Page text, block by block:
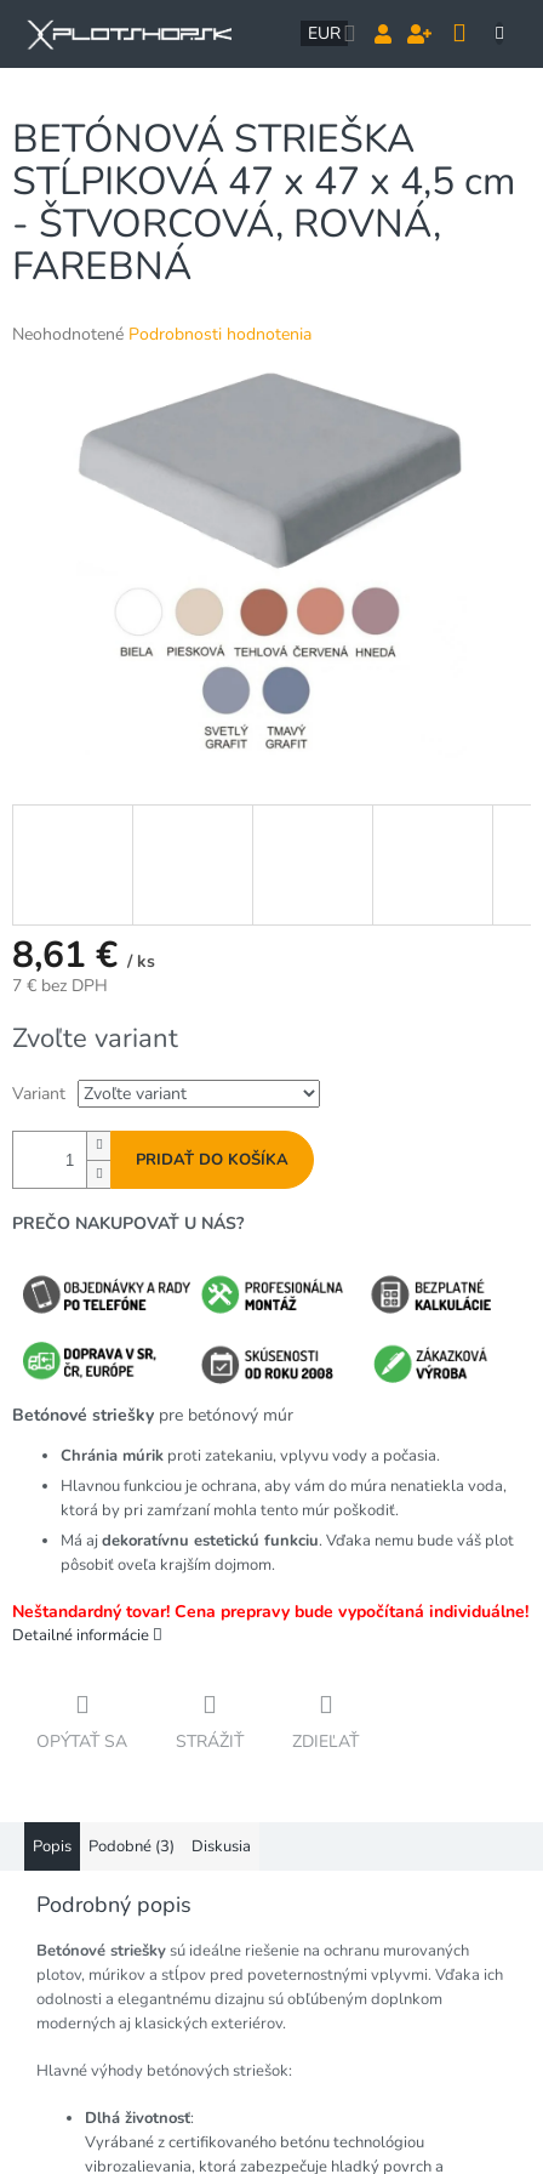
obsah
EUR
BETÓNOVÁ STRIEŠKA
STĹPIKOVÁ 47 x 47 x 4,5 cm
- ŠTVORCOVÁ, ROVNÁ,
FAREBNÁ
Priemerné
Neohodnotené Podrobnosti hodnotenia
8,61 € / ks
7 € bez DPH
cena:
Zvoľte variant
Variant
PRIDAŤ DO KOŠÍKA
PREČO NAKUPOVAŤ U NÁS?
Betónové striešky pre betónový múr
Chránia múrik proti zatekaniu, vplyvu vody a počasia.
Hlavnou funkciou je ochrana, aby vám do múra nenatiekla voda,
ktorá by pri zamŕzaní mohla tento múr poškodiť.
Má ajdekoratívnu estetickú funkciu. Vďaka nemu bude váš plot
pôsobiť oveľa krajším dojmom.
Neštandardný tovar! Cena prepravy bude vypočítaná individuálne!
Detailné informácie
OPÝTAŤ SA STRÁŽIŤ ZDIEĽAŤ
Popis Podobné (3) Diskusia
Podrobný popis
Betónové strieškysú ideálne riešenie na ochranu murovaných
plotov, múrikov a stĺpov pred poveternostnými vplyvmi. Vďaka ich
odolnosti a elegantnému dizajnu sú obľúbeným doplnkom
moderných aj klasických exteriérov.
Hlavné výhody betónových striešok:
Dlhá životnosť:
Vyrábané z certifikovaného betónu technológiou
vibrozalievania, ktorá zabezpečuje hladký povrch a